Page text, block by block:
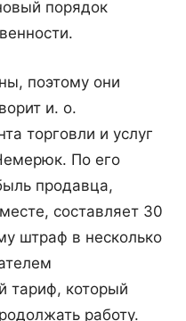
порядок
поэтому они
и. о.
торговли и услуг
По его
продавца,
составляет 30
штраф в несколько
тариф, который
работу.